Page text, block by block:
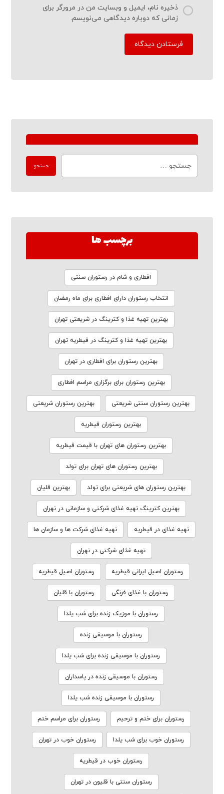
ذخیره نام، ایمیل و وبسایت من در مرورگر برای
زمانی که دوباره دیدگاهی می‌نویسم.
برچسب ها
افطاری و شام در رستوران سنتی
انتخاب رستوران دارای افطاری برای ماه رمضان
بهترین تهیه غذا و کترینگ در شریعتی تهران
بهترین تهیه غذا و کترینگ در قیطریه تهران
بهترین رستوران برای افطاری در تهران
بهترین رستوران برای برگزاری مراسم افطاری
بهترین رستوران سنتی شریعتی بهترین رستوران شریعتی
بهترین رستوران قیطریه
بهترین رستوران های تهران با قیمت قیطریه
بهترین رستوران های تهران برای تولد
بهترین رستوران های شریعتی برای تولد بهترین قلیان
بهترین کترینگ تهیه غذای شرکتی و سازمانی در تهران
تهیه غذای در قیطریه تهیه غذای شرکت ها و سازمان ها
تهیه غذای شرکتی در تهران
رستوران اصیل ایرانی قیطریه رستوران اصیل قیطریه
رستوران با غذای فرنگی رستوران با قلیان
رستوران با موزیک زنده برای شب یلدا
رستوران با موسیقی زنده
رستوران با موسیقی زنده برای شب یلدا
رستوران با موسیقی زنده در پاسداران
رستوران با موسیقی زنده شب یلدا
رستوران برای ختم و ترحیم رستوران برای مراسم ختم
رستوران خوب برای شب یلدا رستوران خوب در تهران
رستوران خوب در قیطریه
رستوران سنتی با قلیون در تهران